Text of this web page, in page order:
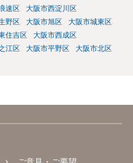
速区
大阪市西淀川区
野区 大阪市旭区
大阪市城東区
住吉区
大阪市西成区
江区 大阪市平野区
大阪市北区